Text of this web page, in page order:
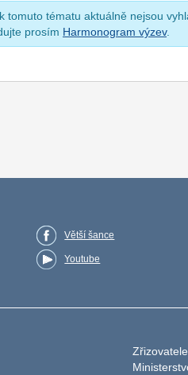
tématu aktuálně nejsou
prosím Harmonogram výzev.
Větší šance
Youtube